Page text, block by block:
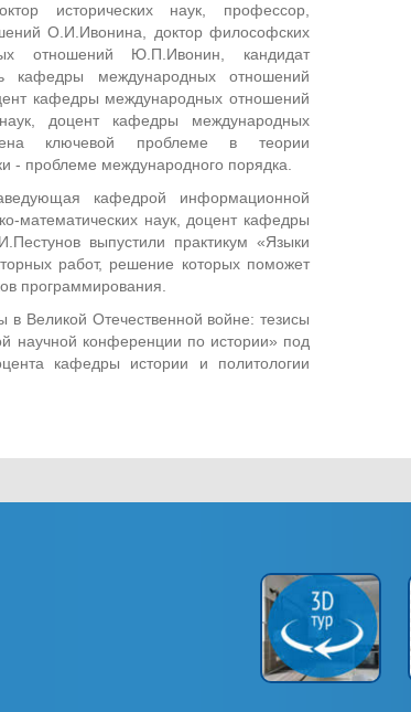
исторических наук, профессор,
О.И.Ивонина, доктор философских
отношений Ю.П.Ивонин, кандидат
кафедры международных отношений
кафедры международных отношений
доцент кафедры международных
ключевой проблеме в теории
- проблеме международного порядка.
кафедрой информационной
математических наук, доцент кафедры
выпустили практикум «Языки
работ, решение которых поможет
программирования.
Великой Отечественной войне: тезисы
научной конференции по истории» под
кафедры истории и политологии